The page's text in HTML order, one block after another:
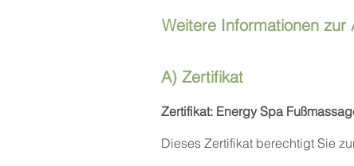
Weitere Informationen zur
A) Zertifikat
Zertifikat: Energy Spa
Dieses Zertifikat berechtigt Sie